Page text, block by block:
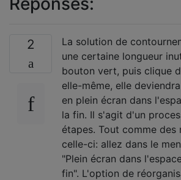
2
La solution de
une certaine longueur
bouton vert, puis clique
elle-même, elle
en plein écran dans
la fin. Il s'agit d'un
étapes. Tout comme des
celle-ci: allez dans le
"Plein écran dans
fin". L'option de